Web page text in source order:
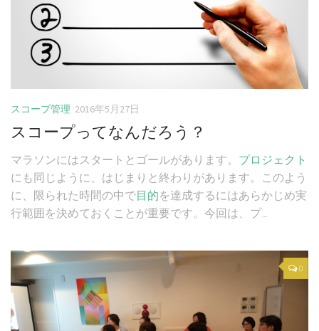
スコープ管理 2016年5月27日
スコープってなんだろう？
マラソンにはスタートとゴールがあります。 プロジェクト
にも同じように、はじまりと終わりがあります。このよう
に、限られた時間の中で目的を達成するにはあらかじめ実
行範囲を決めておくことが重要です。今回は、プ...
0